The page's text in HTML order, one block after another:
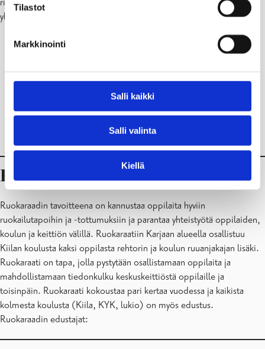
Tilastot
Markkinointi
Salli kaikki
Salli valinta
Kiellä
yhteistyötä.
Ruokaraati
Ruokaraadin tavoitteena on kannustaa oppilaita hyviin
ruokailutapoihin ja -tottumuksiin ja parantaa yhteistyötä oppilaiden,
koulun ja keittiön välillä. Ruokaraatiin Karjaan alueella osallistuu
Kiilan koulusta kaksi oppilasta rehtorin ja koulun ruuanjakajan lisäki.
Ruokaraati on tapa, jolla pystytään osallistamaan oppilaita ja
mahdollistamaan tiedonkulku keskuskeittiöstä oppilaille ja
toisinpäin. Ruokaraati kokoustaa pari kertaa vuodessa ja kaikista
kolmesta koulusta (Kiila, KYK, lukio) on myös edustus.
Ruokaraadin edustajat: